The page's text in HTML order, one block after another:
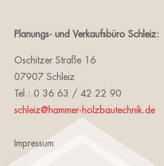
Planungs- und Verkaufsbüro Schleiz:
Oschitzer Straße 16
07907 Schleiz
Tel.: 0 36 63 / 42 22 90
schleiz@hammer-holzbautechnik.de
Impressum